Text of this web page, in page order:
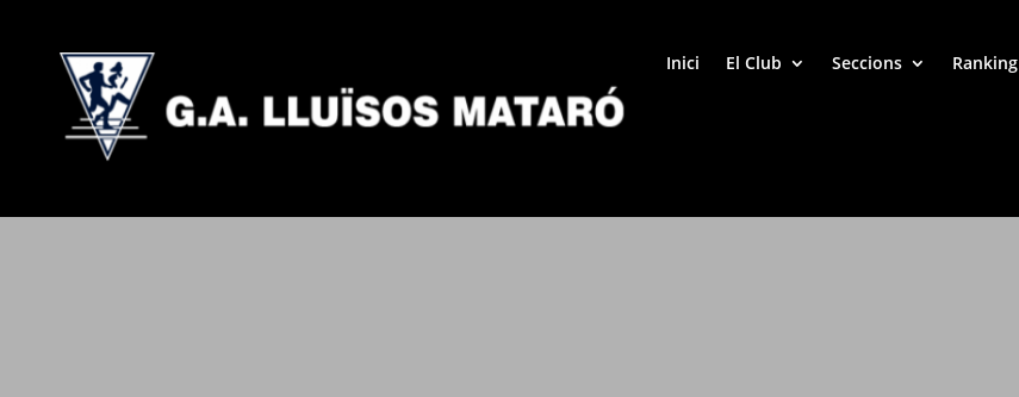
Inici El Club Seccions Ranking